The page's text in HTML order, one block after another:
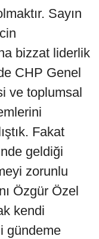
Sayın
bizzat liderlik
CHP Genel
ve toplumsal
Fakat
geldiği
zorunlu
Özgür Özel
kendi
gündeme